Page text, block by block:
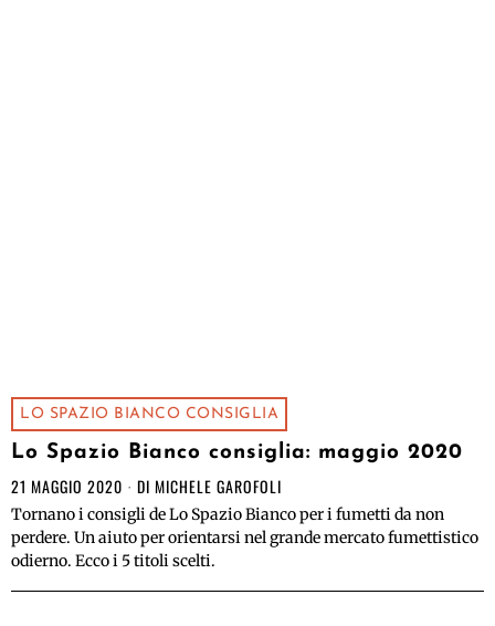
LO SPAZIO BIANCO CONSIGLIA
Lo Spazio Bianco consiglia: maggio 2020
21 MAGGIO 2020 DI MICHELE GAROFOLI
Tornano i consigli de Lo Spazio Bianco per i fumetti da non
perdere. Un aiuto per orientarsi nel grande mercato fumettistico
odierno. Ecco i 5 titoli scelti.